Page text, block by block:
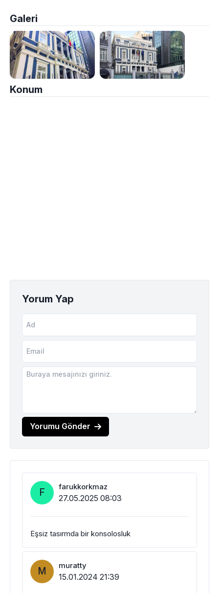
Galeri
Konum
Yorum Yap
Yorumu Gönder
F farukkorkmaz
27.05.2025 08:03
Eşsiz tasırmda bir konsolosluk
M muratty
15.01.2024 21:39